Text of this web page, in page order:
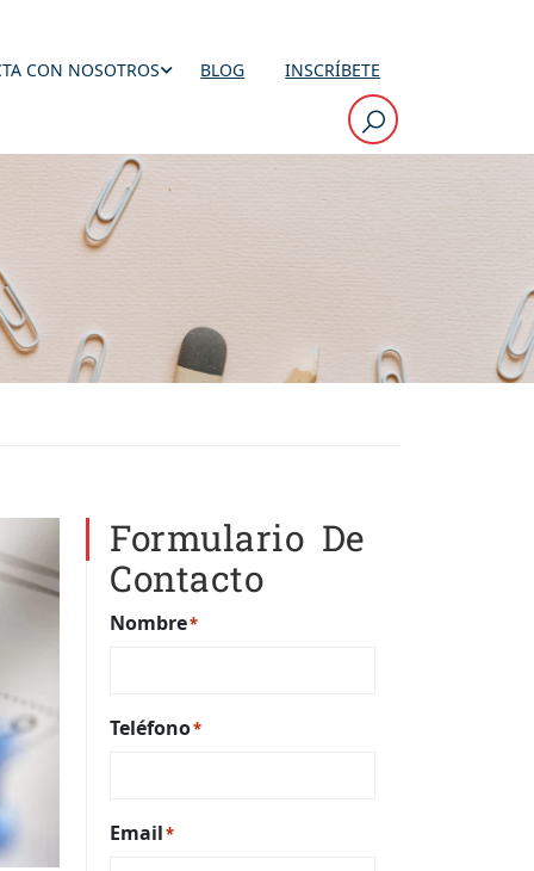
CON NOSOTROS BLOG INSCRÍBETE
Formulario De
Contacto
Nombre*
Teléfono*
Email*